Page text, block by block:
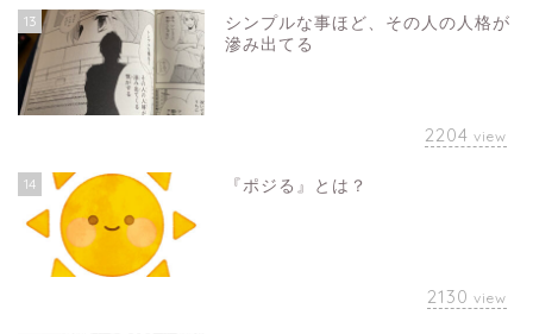
13
シンプルな事ほど、その人の人格が
滲み出てる
2204 view
14 『ポジる』とは？
2130 view